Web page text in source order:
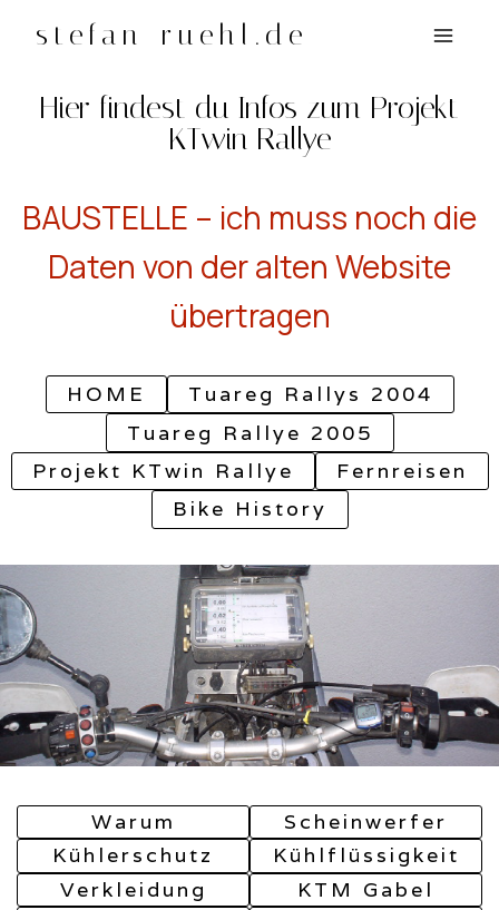
Inhaltstefan-ruehl.de
Hier findest du Infos zum Projekt
KTwin Rallye
BAUSTELLE – ich muss noch die
Daten von der alten Website
übertragen
HOME
Tuareg Rallys 2004
Tuareg Rallye 2005
Projekt KTwin Rallye
Fernreisen
Bike History
Warum
Scheinwerfer
Kühlerschutz
Kühlflüssigkeit
Verkleidung
KTM Gabel